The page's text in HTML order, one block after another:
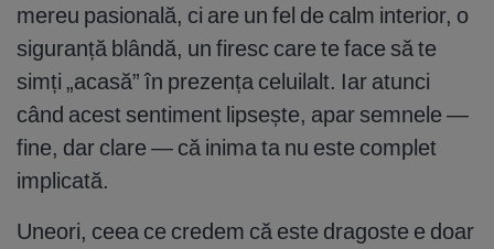
mereu pasională, ci are un fel de calm interior, o
siguranță blândă, un firesc care te face să te
simți „acasă” în prezența celuilalt. Iar atunci
când acest sentiment lipsește, apar semnele —
fine, dar clare — că inima ta nu este complet
implicată.
Uneori, ceea ce credem că este dragoste e doar